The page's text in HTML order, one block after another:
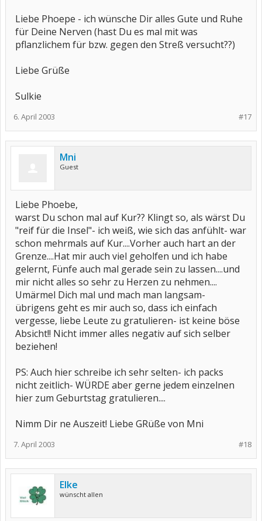
Liebe Phoepe - ich wünsche Dir alles Gute und Ruhe
für Deine Nerven (hast Du es mal mit was
pflanzlichem für bzw. gegen den Streß versucht??)
Liebe Grüße
Sulkie
#17
6. April 2003
Mni
Guest
Liebe Phoebe,
warst Du schon mal auf Kur?? Klingt so, als wärst Du
"reif für die Insel"- ich weiß, wie sich das anfühlt- war
schon mehrmals auf Kur....Vorher auch hart an der
Grenze....Hat mir auch viel geholfen und ich habe
gelernt, Fünfe auch mal gerade sein zu lassen....und
mir nicht alles so sehr zu Herzen zu nehmen....
Umärmel Dich mal und mach man langsam-
übrigens geht es mir auch so, dass ich einfach
vergesse, liebe Leute zu gratulieren- ist keine böse
Absicht!! Nicht immer alles negativ auf sich selber
beziehen!
PS: Auch hier schreibe ich sehr selten- ich packs
nicht zeitlich- WÜRDE aber gerne jedem einzelnen
hier zum Geburtstag gratulieren....
Nimm Dir ne Auszeit! Liebe GRüße von Mni
#18
7. April 2003
Elke
wünscht allen